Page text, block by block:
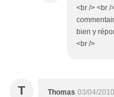
<br /> <br /
bien y
<br />
T Thomas 03/04/